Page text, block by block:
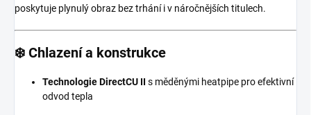
poskytuje plynulý obraz bez trhání i v náročnějších titulech.
❄️ Chlazení a konstrukce
Technologie DirectCU II s měděnými heatpipe pro efektivní
odvod tepla